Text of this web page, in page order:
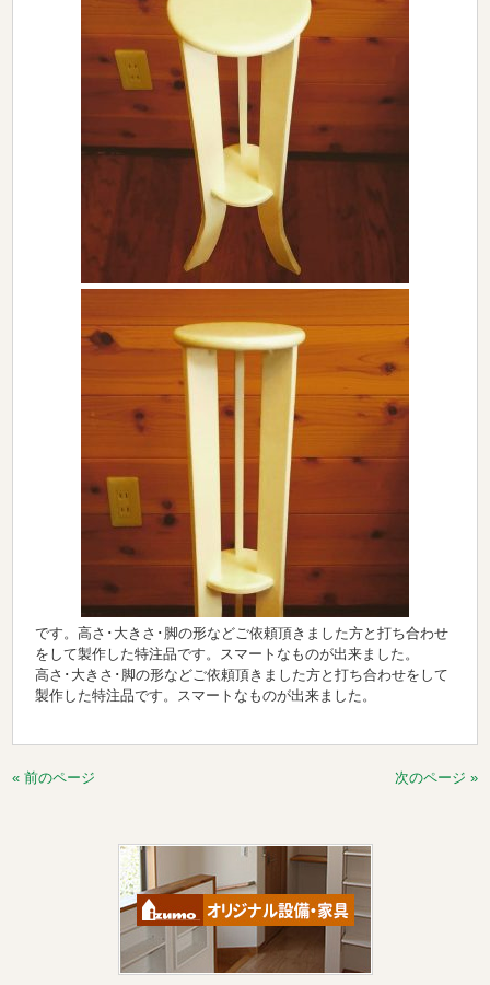
です。高さ･大きさ･脚の形などご依頼頂きました方と打ち合わせ
をして製作した特注品です。スマートなものが出来ました。
高さ･大きさ･脚の形などご依頼頂きました方と打ち合わせをして
製作した特注品です。スマートなものが出来ました。
« 前のページ 次のページ »